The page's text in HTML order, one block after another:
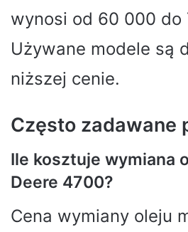
wynosi od 60 000 do
Używane modele są
niższej cenie.
Często zadawane
Ile kosztuje wymiana
Deere 4700?
Cena wymiany oleju